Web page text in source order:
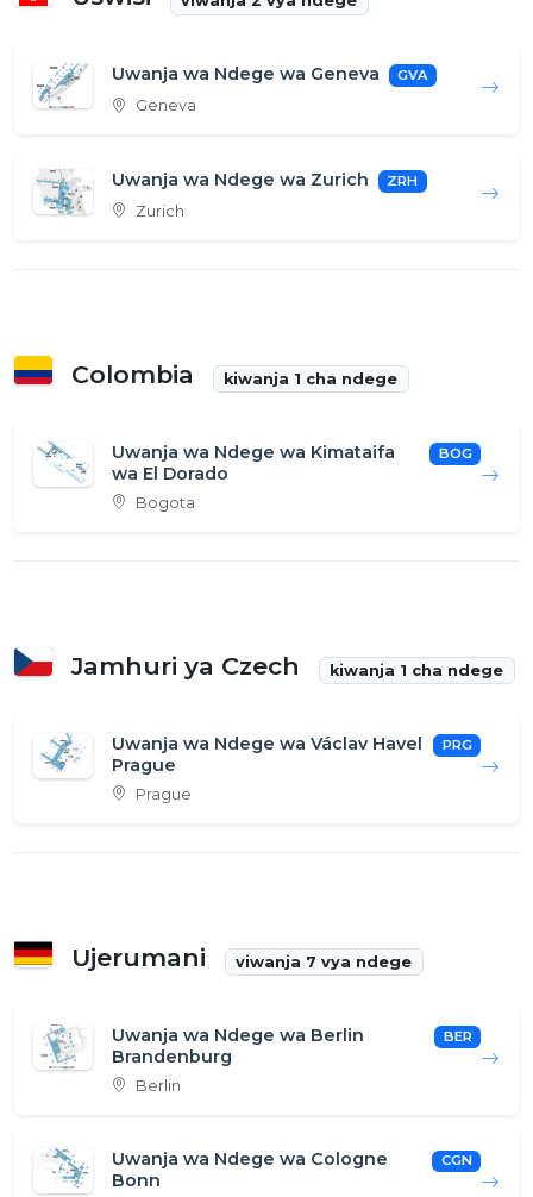
Uwanja wa Ndege wa Geneva GVA
Geneva
Uwanja wa Ndege wa Zurich ZRH
Zurich
Colombia kiwanja 1 cha ndege
Uwanja wa Ndege wa Kimataifa
wa El Dorado
BOG
Bogota
Jamhuri ya Czech kiwanja 1 cha ndege
Uwanja wa Ndege wa Václav Havel
Prague
PRG
Prague
Ujerumani viwanja 7 vya ndege
Uwanja wa Ndege wa Berlin
Brandenburg
BER
Berlin
Uwanja wa Ndege wa Cologne
Bonn
CGN